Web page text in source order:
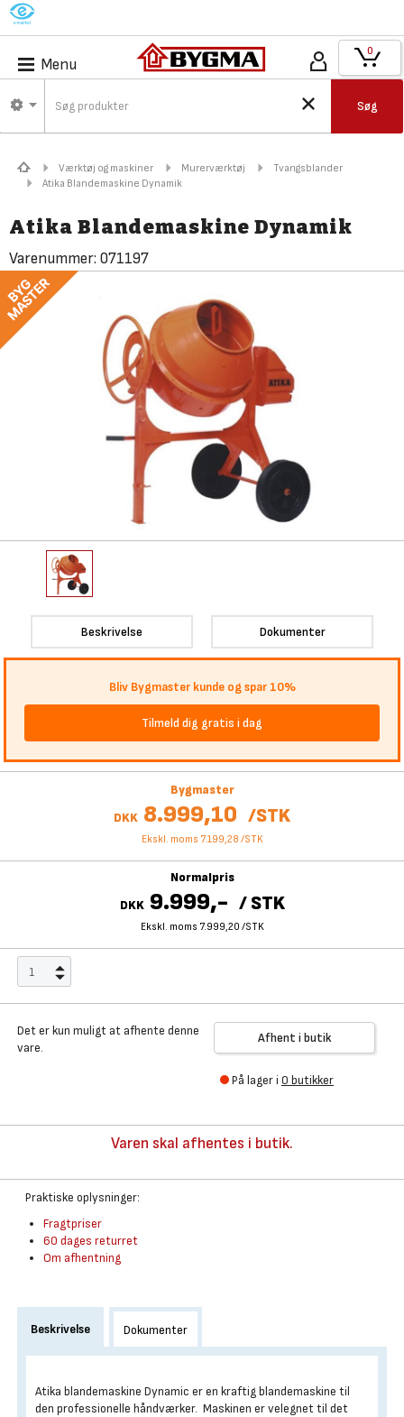
M
Menu
Søg
0
Værktøj og maskiner Murerværktøj
Tvangsblander
Atika Blandemaskine Dynamik
Atika Blandemaskine Dynamik
Varenummer: 071197
Beskrivelse Dokumenter
Bliv Bygmaster kunde og spar 10%
Tilmeld dig gratis i dag
Bygmaster
DKK 8.999,10 /STK
Ekskl. moms 7.199,28 /STK
Normalpris
DKK 9.999,- / STK
Ekskl. moms 7.999,20 /STK
Det er kun muligt at afhente denne
vare.
Afhent i butik
På lager i 0 butikker
Varen skal afhentes i butik.
Praktiske oplysninger:
Fragtpriser
60 dages returret
Om afhentning
Beskrivelse Dokumenter
Atika blandemaskine Dynamic er en kraftig blandemaskine til
den professionelle håndværker. Maskinen er velegnet til det